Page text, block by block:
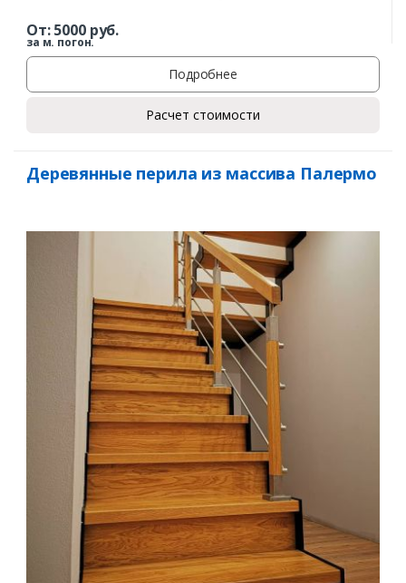
От:5000руб.
за м. погон.
Подробнее
Расчет стоимости
Деревянные перила из массива Палермо